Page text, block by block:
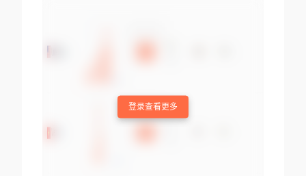
登录查看更多